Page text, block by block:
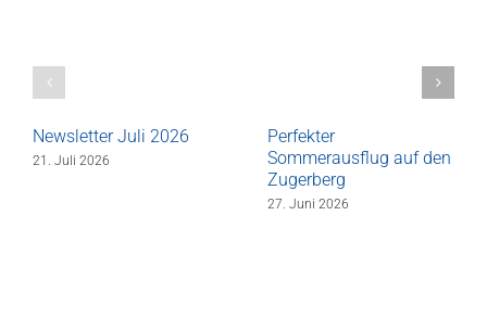
Newsletter Juli 2026
21. Juli 2026
Perfekter
Sommerausflug auf den
Zugerberg
27. Juni 2026